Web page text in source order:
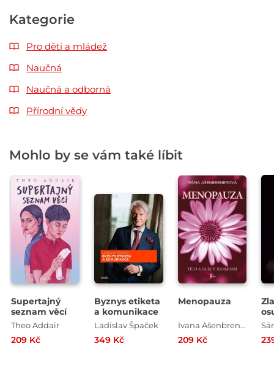
Kategorie
Pro děti a mládež
Naučná
Naučná a odborná
Přírodní vědy
Mohlo by se vám také líbit
Supertajný
seznam věcí
Theo Addair
209 Kč
Byznys etiketa
a komunikace
Ladislav Špaček
349 Kč
Menopauza
Ivana Ašenbrenerová
209 Kč